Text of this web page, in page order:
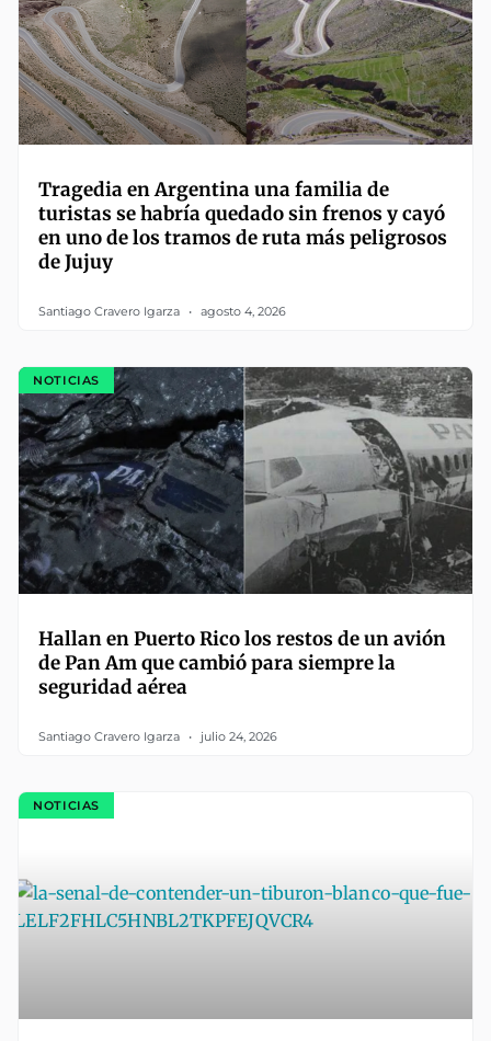
Tragedia en Argentina una familia de
turistas se habría quedado sin frenos y cayó
en uno de los tramos de ruta más peligrosos
de Jujuy
Santiago Cravero Igarza agosto 4, 2026
NOTICIAS
Hallan en Puerto Rico los restos de un avión
de Pan Am que cambió para siempre la
seguridad aérea
Santiago Cravero Igarza julio 24, 2026
NOTICIAS